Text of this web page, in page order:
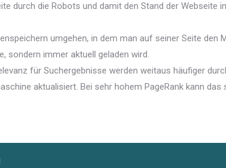
durch die Robots und damit den Stand der Webseite
umgehen, in dem man auf seiner Seite den
sondern immer aktuell geladen wird.
für Suchergebnisse werden weitaus häufiger
aktualisiert. Bei sehr hohem PageRank kann